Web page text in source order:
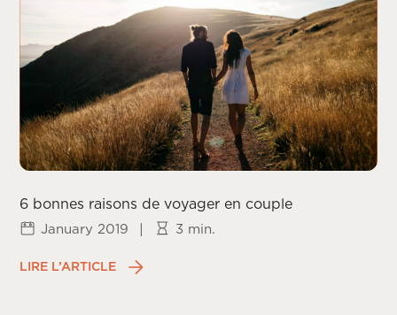
6 bonnes raisons de voyager en couple
January 2019 | 3 min.
LIRE L’ARTICLE